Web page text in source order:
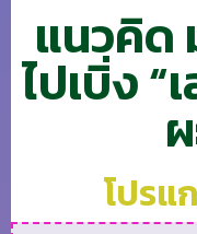
แนวคิด
ไปเบิ่ง
โปรแ